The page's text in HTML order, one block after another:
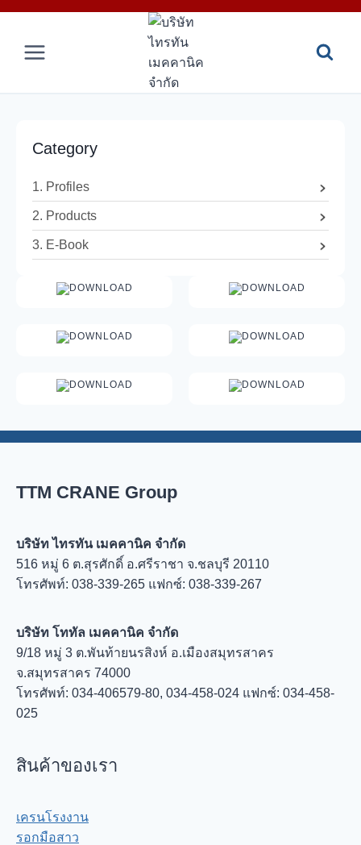
Skip
content
Category
1. Profiles
2. Products
3. E-Book
DOWNLOAD DOWNLOAD
DOWNLOAD DOWNLOAD
DOWNLOAD DOWNLOAD
TTM CRANE Group
บริษัท ไทรทัน เมคคานิค จำกัด
516 หมู่ 6 ต.สุรศักดิ์ อ.ศรีราชา จ.ชลบุรี 20110
โทรศัพท์: 038-339-265 แฟกซ์: 038-339-267
บริษัท โททัล เมคคานิค จำกัด
9/18 หมู่ 3 ต.พันท้ายนรสิงห์ อ.เมืองสมุทรสาคร
จ.สมุทรสาคร 74000
โทรศัพท์: 034-406579-80, 034-458-024 แฟกซ์: 034-458-
025
สินค้าของเรา
เครนโรงงาน
รอกมือสาว